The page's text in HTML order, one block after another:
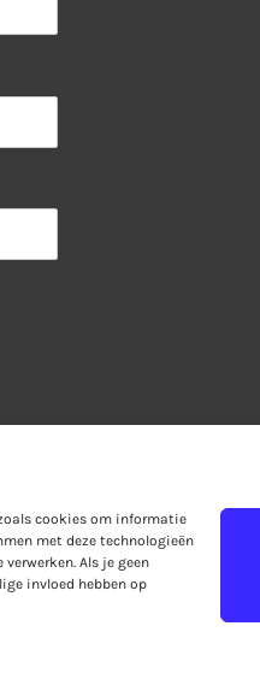
cookies om informatie
met deze technologieën
Als je geen
invloed hebben op
Privacy Algemene
Mijn account